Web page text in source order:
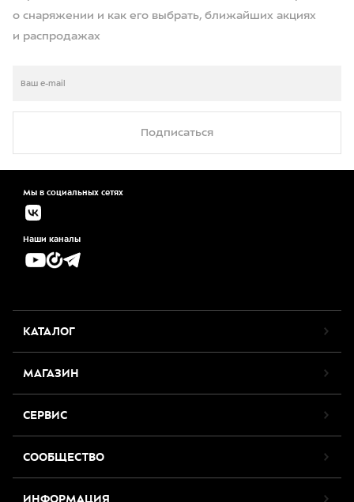
о снаряжении и как его выбрать, ближайших акциях
и распродажах
Подписаться
Мы в социальных сетях
Наши каналы
КАТАЛОГ
МАГАЗИН
СЕРВИС
СООБЩЕСТВО
ИНФОРМАЦИЯ